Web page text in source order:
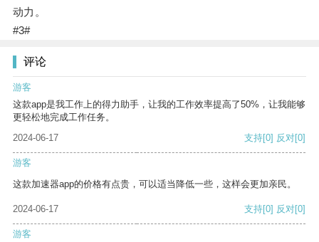
动力。
#3#
评论
游客
这款app是我工作上的得力助手，让我的工作效率提高了50%，让我能够
更轻松地完成工作任务。
2024-06-17
支持[0] 反对[0]
游客
这款加速器app的价格有点贵，可以适当降低一些，这样会更加亲民。
2024-06-17 支持[0] 反对[0]
游客